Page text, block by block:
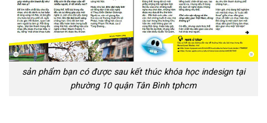
sản phẩm bạn có được sau kết thúc khóa học indesign tại
phường 10 quận Tân Bình tphcm